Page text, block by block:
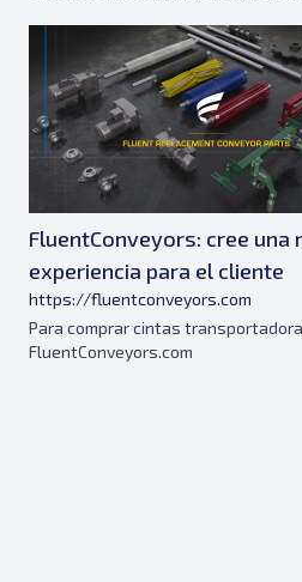
FluentConveyors: cree una
experiencia para el cliente
https://fluentconveyors.com
Para comprar cintas
FluentConveyors.com